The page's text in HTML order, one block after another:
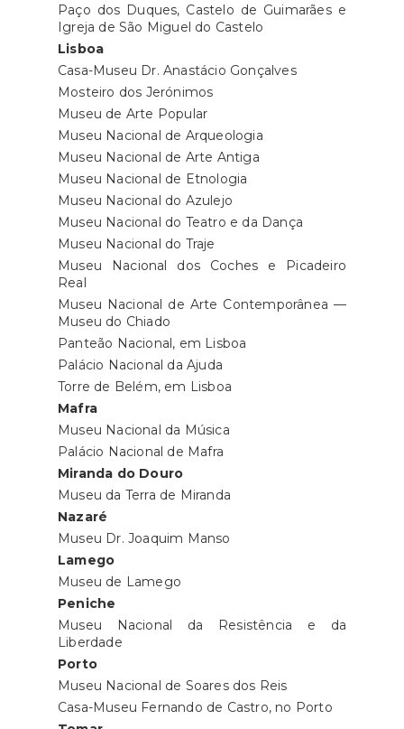
Paço dos Duques, Castelo de Guimarães e
Igreja de São Miguel do Castelo
Lisboa
Casa-Museu Dr. Anastácio Gonçalves
Mosteiro dos Jerónimos
Museu de Arte Popular
Museu Nacional de Arqueologia
Museu Nacional de Arte Antiga
Museu Nacional de Etnologia
Museu Nacional do Azulejo
Museu Nacional do Teatro e da Dança
Museu Nacional do Traje
Museu Nacional dos Coches e Picadeiro
Real
Museu Nacional de Arte Contemporânea —
Museu do Chiado
Panteão Nacional, em Lisboa
Palácio Nacional da Ajuda
Torre de Belém, em Lisboa
Mafra
Museu Nacional da Música
Palácio Nacional de Mafra
Miranda do Douro
Museu da Terra de Miranda
Nazaré
Museu Dr. Joaquim Manso
Lamego
Museu de Lamego
Peniche
Museu Nacional da Resistência e da
Liberdade
Porto
Museu Nacional de Soares dos Reis
Casa-Museu Fernando de Castro, no Porto